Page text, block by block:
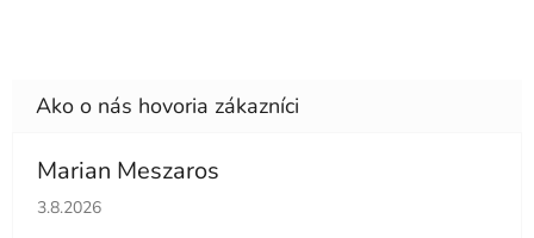
Marian Meszaros
Hodnotenie obchodu je 5 z 5 hviezdičiek.
3.8.2026